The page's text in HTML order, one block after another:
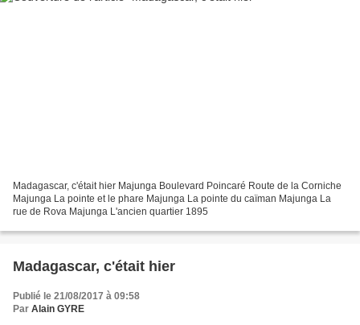
Madagascar, c'était hier Majunga Boulevard Poincaré Route de la Corniche
Majunga La pointe et le phare Majunga La pointe du caïman Majunga La
rue de Rova Majunga L'ancien quartier 1895
Madagascar, c'était hier
Publié le 21/08/2017 à 09:58
Par Alain GYRE